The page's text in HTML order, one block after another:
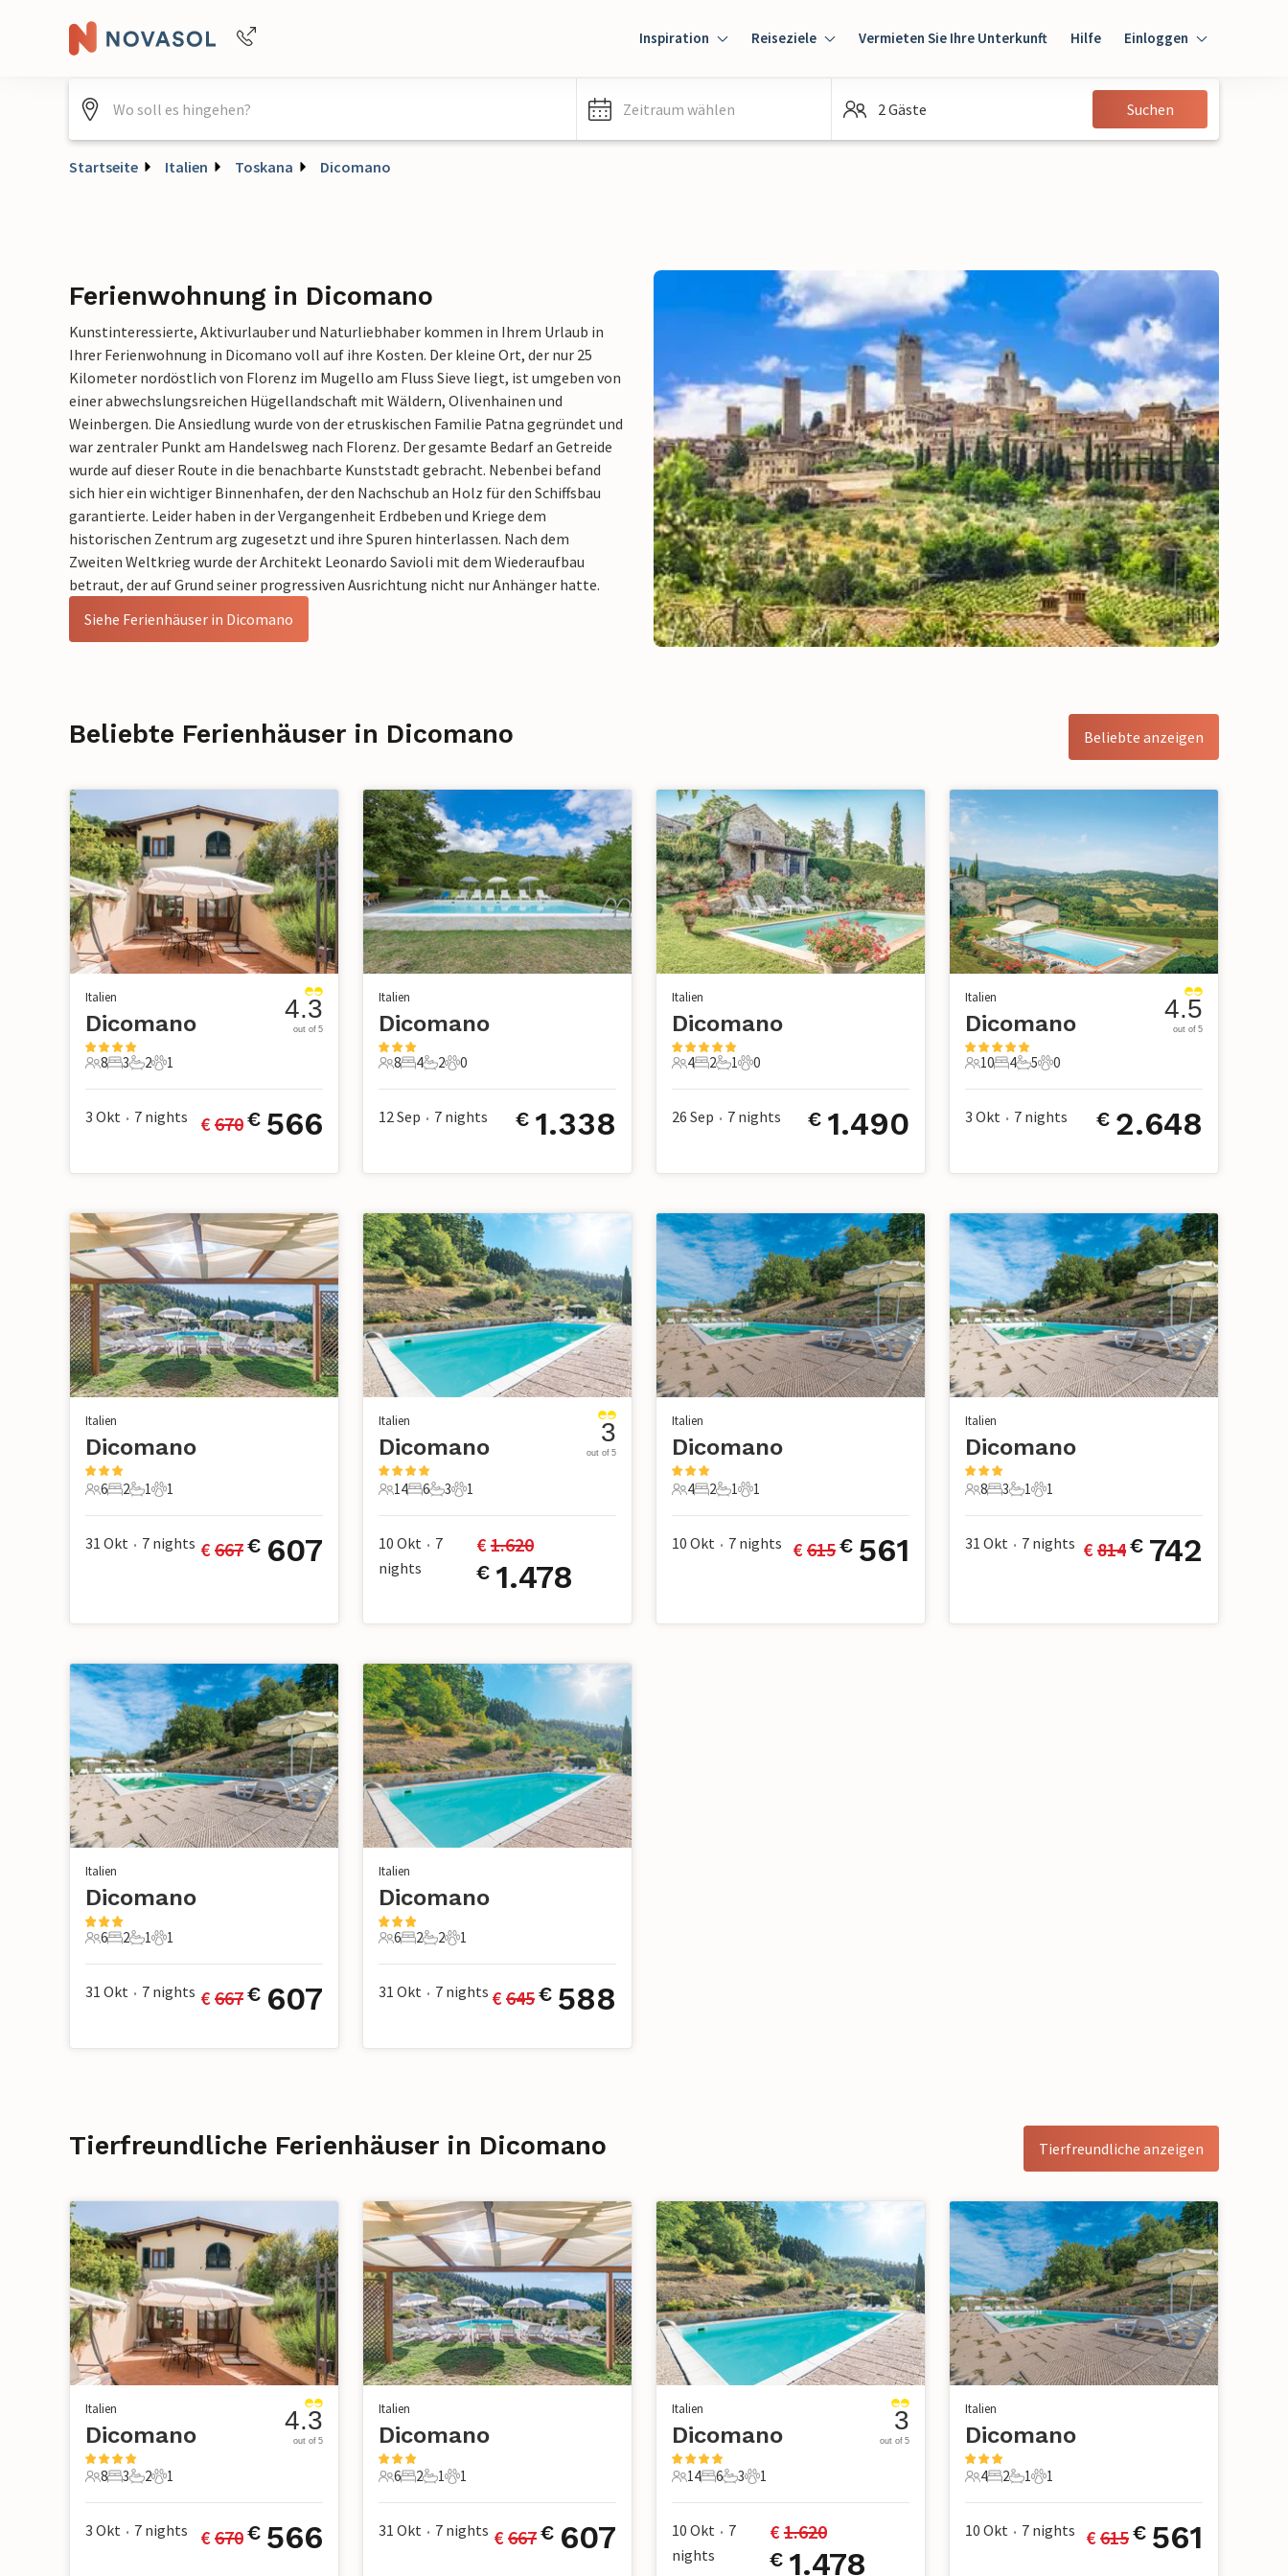
Inspiration Reiseziele Vermieten Sie Ihre Unterkunft Hilfe Einloggen
Einloggen
Gast
Zeitraum wählen 2 Gäste Suchen
Startseite Italien Toskana Dicomano
Ferienwohnung in Dicomano
Kunstinteressierte, Aktivurlauber und Naturliebhaber kommen in Ihrem Urlaub in
Ihrer Ferienwohnung in Dicomano voll auf ihre Kosten. Der kleine Ort, der nur 25
Kilometer nordöstlich von Florenz im Mugello am Fluss Sieve liegt, ist umgeben von
einer abwechslungsreichen Hügellandschaft mit Wäldern, Olivenhainen und
Weinbergen. Die Ansiedlung wurde von der etruskischen Familie Patna gegründet und
war zentraler Punkt am Handelsweg nach Florenz. Der gesamte Bedarf an Getreide
wurde auf dieser Route in die benachbarte Kunststadt gebracht. Nebenbei befand
sich hier ein wichtiger Binnenhafen, der den Nachschub an Holz für den Schiffsbau
garantierte. Leider haben in der Vergangenheit Erdbeben und Kriege dem
historischen Zentrum arg zugesetzt und ihre Spuren hinterlassen. Nach dem
Zweiten Weltkrieg wurde der Architekt Leonardo Savioli mit dem Wiederaufbau
betraut, der auf Grund seiner progressiven Ausrichtung nicht nur Anhänger hatte.
Siehe Ferienhäuser in Dicomano
Beliebte Ferienhäuser in Dicomano Beliebte anzeigen
Italien
Dicomano
8 Gäste
8
3 Schlafzimmer
3
2 Badezimmer
2
1 Haustier
1
4.3
out of 5
3 Okt • 7 nights € 670€ 566
Italien
Dicomano
8 Gäste
8
4 Schlafzimmer
4
2 Badezimmer
2
0 Haustiere
0
12 Sep • 7 nights € 1.338
Italien
Dicomano
4 Gäste
4
2 Schlafzimmer
2
1 Badezimmer
1
0 Haustiere
0
26 Sep • 7 nights € 1.490
Italien
Dicomano
10 Gäste
10
4 Schlafzimmer
4
5 Badezimmer
5
0 Haustiere
0
4.5
out of 5
3 Okt • 7 nights € 2.648
Italien
Dicomano
6 Gäste
6
2 Schlafzimmer
2
1 Badezimmer
1
1 Haustier
1
31 Okt • 7 nights € 667€ 607
Italien
Dicomano
14 Gäste
14
6 Schlafzimmer
6
3 Badezimmer
3
1 Haustier
1
3
out of 5
10 Okt • 7
nights
€ 1.620
€ 1.478
Italien
Dicomano
4 Gäste
4
2 Schlafzimmer
2
1 Badezimmer
1
1 Haustier
1
10 Okt • 7 nights € 615€ 561
Italien
Dicomano
8 Gäste
8
3 Schlafzimmer
3
1 Badezimmer
1
1 Haustier
1
31 Okt • 7 nights € 814€ 742
Italien
Dicomano
6 Gäste
6
2 Schlafzimmer
2
1 Badezimmer
1
1 Haustier
1
31 Okt • 7 nights € 667€ 607
Italien
Dicomano
6 Gäste
6
2 Schlafzimmer
2
2 Badezimmer
2
1 Haustier
1
31 Okt • 7 nights € 645€ 588
Tierfreundliche Ferienhäuser in Dicomano Tierfreundliche anzeigen
Italien
Dicomano
8 Gäste
8
3 Schlafzimmer
3
2 Badezimmer
2
1 Haustier
1
4.3
out of 5
3 Okt • 7 nights € 670€ 566
Italien
Dicomano
6 Gäste
6
2 Schlafzimmer
2
1 Badezimmer
1
1 Haustier
1
31 Okt • 7 nights € 667€ 607
Italien
Dicomano
14 Gäste
14
6 Schlafzimmer
6
3 Badezimmer
3
1 Haustier
1
3
out of 5
10 Okt • 7
nights
€ 1.620
€ 1.478
Italien
Dicomano
4 Gäste
4
2 Schlafzimmer
2
1 Badezimmer
1
1 Haustier
1
10 Okt • 7 nights € 615€ 561